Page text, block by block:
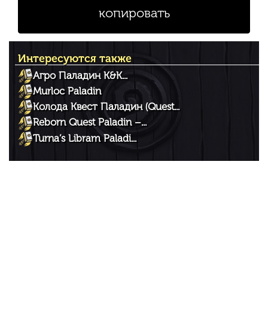
копировать
Интересуются также
Агро Паладин К&К...
Murloc Paladin
Колода Квест Паладин (Quest...
Reborn Quest Paladin –...
Turna’s Libram Paladi...